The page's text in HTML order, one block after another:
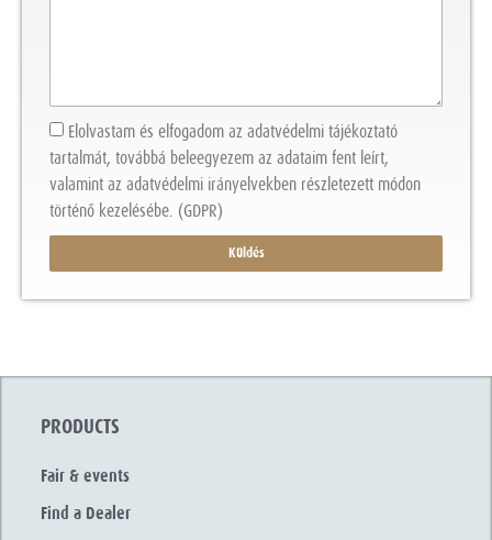
Elolvastam és elfogadom az adatvédelmi tájékoztató
tartalmát, továbbá beleegyezem az adataim fent leírt,
valamint az adatvédelmi irányelvekben részletezett módon
történő kezelésébe. (GDPR)
Küldés
PRODUCTS
Fair & events
Find a Dealer